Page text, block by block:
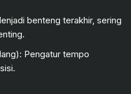
benteng terakhir, sering
Pengatur tempo